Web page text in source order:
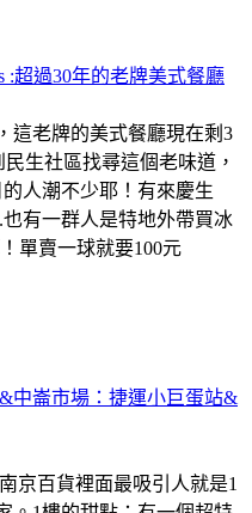
:超過30年的老牌美式餐廳
這老牌的美式餐廳現在剩3
生社區找尋這個老味道，
人潮不少耶！有來慶生
有一群人是特地外帶買冰
單賣一球就要100元
中崙市場：捷運小巨蛋站&
京百貨裡面最吸引人就是1